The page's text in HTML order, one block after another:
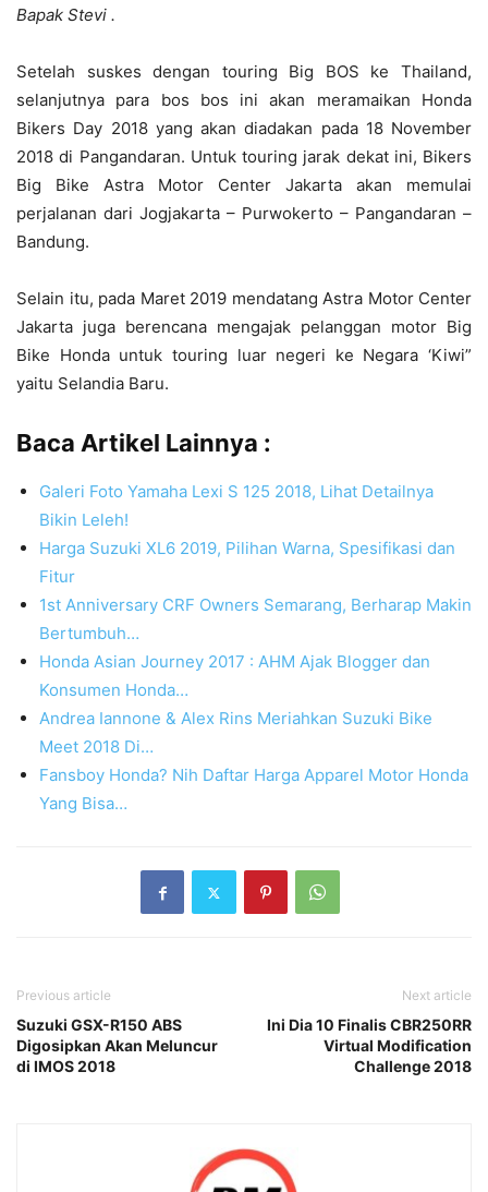
Bapak Stevi .
Setelah suskes dengan touring Big BOS ke Thailand,
selanjutnya para bos bos ini akan meramaikan Honda
Bikers Day 2018 yang akan diadakan pada 18 November
2018 di Pangandaran. Untuk touring jarak dekat ini, Bikers
Big Bike Astra Motor Center Jakarta akan memulai
perjalanan dari Jogjakarta – Purwokerto – Pangandaran –
Bandung.
Selain itu, pada Maret 2019 mendatang Astra Motor Center
Jakarta juga berencana mengajak pelanggan motor Big
Bike Honda untuk touring luar negeri ke Negara ‘Kiwi”
yaitu Selandia Baru.
Baca Artikel Lainnya :
Galeri Foto Yamaha Lexi S 125 2018, Lihat Detailnya
Bikin Leleh!
Harga Suzuki XL6 2019, Pilihan Warna, Spesifikasi dan
Fitur
1st Anniversary CRF Owners Semarang, Berharap Makin
Bertumbuh…
Honda Asian Journey 2017 : AHM Ajak Blogger dan
Konsumen Honda…
Andrea Iannone & Alex Rins Meriahkan Suzuki Bike
Meet 2018 Di…
Fansboy Honda? Nih Daftar Harga Apparel Motor Honda
Yang Bisa…
Previous article
Suzuki GSX-R150 ABS
Digosipkan Akan Meluncur
di IMOS 2018
Next article
Ini Dia 10 Finalis CBR250RR
Virtual Modification
Challenge 2018